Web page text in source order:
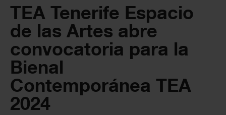
TEA Tenerife Espacio
de las Artes abre
convocatoria para la
Bienal
Contemporánea TEA
2024